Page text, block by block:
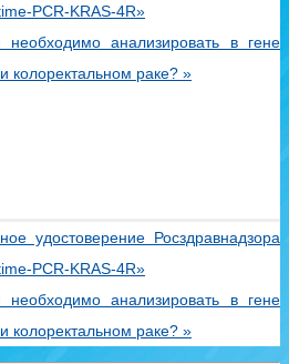
PCR-KRAS-4R»
анализировать в гене
колоректальном раке? »
удостоверение Росздравнадзора
PCR-KRAS-4R»
анализировать в гене
колоректальном раке? »